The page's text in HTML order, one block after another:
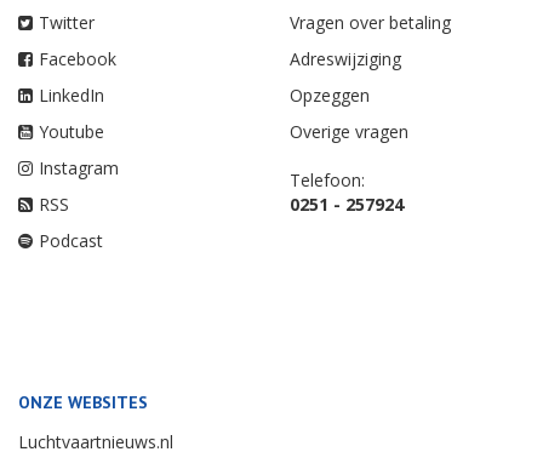
Twitter
Facebook
LinkedIn
Youtube
Instagram
RSS
Podcast
Vragen over betaling
Adreswijziging
Opzeggen
Overige vragen
Telefoon:
0251 - 257924
ONZE WEBSITES
Luchtvaartnieuws.nl